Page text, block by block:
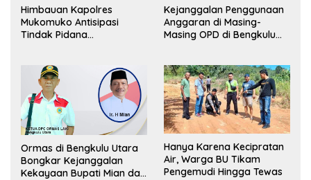
Himbauan Kapolres
Mukomuko Antisipasi
Tindak Pidana
Kejanggalan Penggunaan
Anggaran di Masing-
Masing OPD di Bengkulu
Ormas di Bengkulu Utara
Bongkar Kejanggalan
Kekayaan Bupati Mian dan
Hanya Karena Kecipratan
Air, Warga BU Tikam
Pengemudi Hingga Tewas